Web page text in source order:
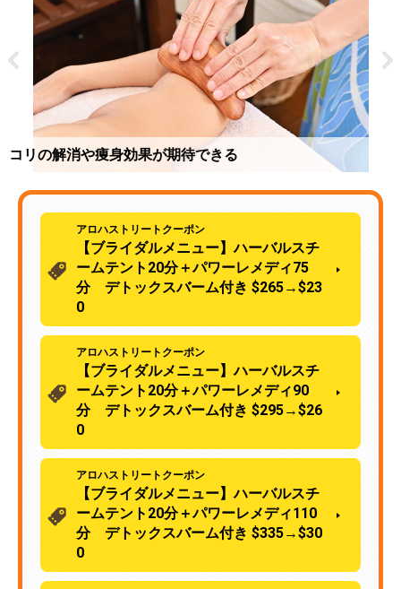
コリの解消や痩身効果が期待できる
デトックスしたい、むくみが気になる方へ。
アロハストリートクーポン
【ブライダルメニュー】ハーバルスチ
ームテント20分＋パワーレメディ75
分 デトックスバーム付き $265→$23
0
アロハストリートクーポン
【ブライダルメニュー】ハーバルスチ
ームテント20分＋パワーレメディ90
分 デトックスバーム付き $295→$26
0
アロハストリートクーポン
【ブライダルメニュー】ハーバルスチ
ームテント20分＋パワーレメディ110
分 デトックスバーム付き $335→$30
0